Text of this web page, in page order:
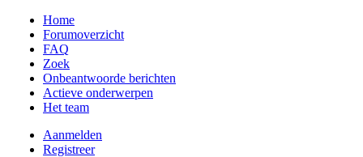
Home
Forumoverzicht
FAQ
Zoek
Onbeantwoorde berichten
Actieve onderwerpen
Het team
Aanmelden
Registreer